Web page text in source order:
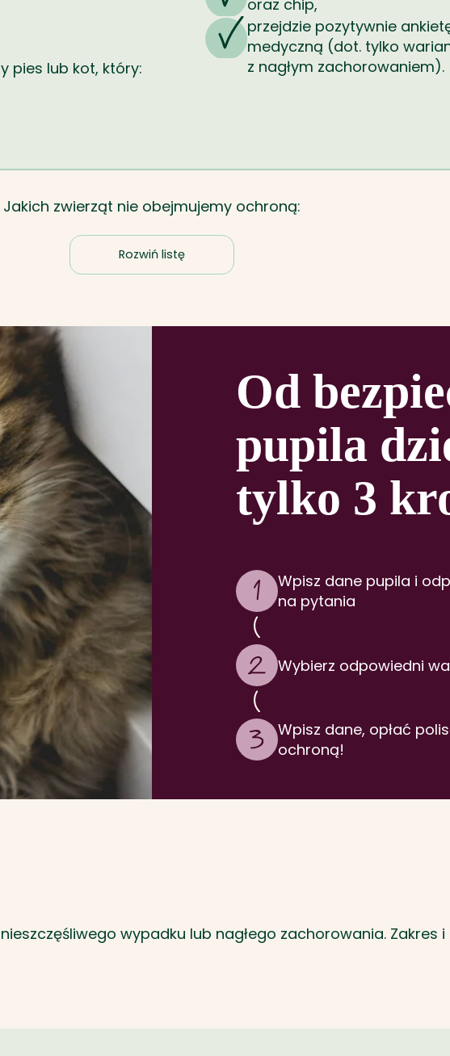
pies lub kot, który:
oraz chip,
przejdzie pozytywnie
medyczną (dot. tylko
z nagłym zachorowaniem).
continues. Activate the Rozwiń listę button to reveal the
Jakich zwierząt nie obejmujemy ochroną:
z Ustawą o ochronie zwierząt – są to zwierzęta,
przepisów, regulujących szczegółowe zasady
ociemniałych;
sporty ekstremalne lub wyczynowe;
do hodowli w tym hodowli prowadzonej dla celów
z wyłączeniem psów przewodników oraz psów
ankiety medycznej – dotyczy wariantów: Basic MEDIUM,
Rozwiń listę
Od
pupila
tylko 3
Wpisz dane pupila i
na pytania
Wybierz odpowiedni
Wpisz dane, opłać
ochroną!
wypadku lub nagłego zachorowania. Zakres